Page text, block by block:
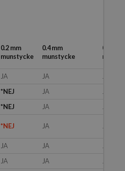
0.2 mm
munstycke
0.4 mm
munstycke
0.6 mm
JA JA
*NEJ JA
*NEJ JA
*NEJ JA
JA JA
JA JA